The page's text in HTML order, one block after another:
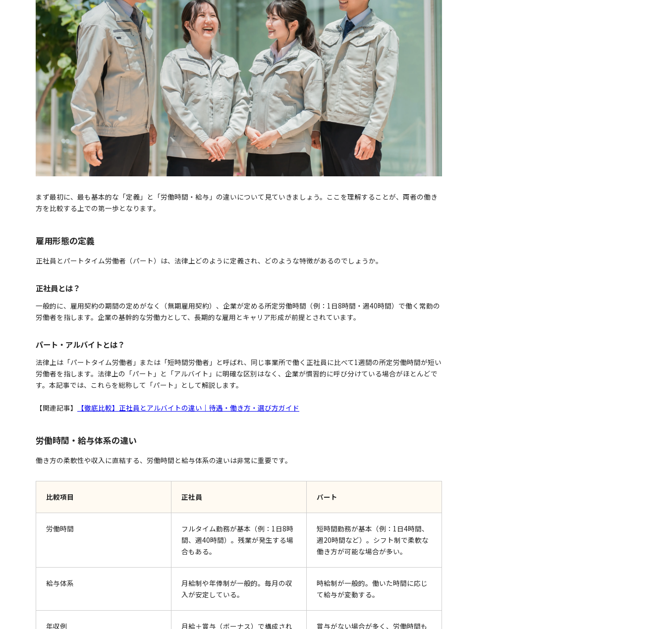
まず最初に、最も基本的な「定義」と「労働時間・給与」の違いについて見ていきましょう。ここを理解することが、両者の働き
方を比較する上での第一歩となります。
雇用形態の定義
正社員とパートタイム労働者（パート）は、法律上どのように定義され、どのような特徴があるのでしょうか。
正社員とは？
一般的に、雇用契約の期間の定めがなく（無期雇用契約）、企業が定める所定労働時間（例：1日8時間・週40時間）で働く常勤の
労働者を指します。企業の基幹的な労働力として、長期的な雇用とキャリア形成が前提とされています。
パート・アルバイトとは？
法律上は「パートタイム労働者」または「短時間労働者」と呼ばれ、同じ事業所で働く正社員に比べて1週間の所定労働時間が短い
労働者を指します。法律上の「パート」と「アルバイト」に明確な区別はなく、企業が慣習的に呼び分けている場合がほとんどで
す。本記事では、これらを総称して「パート」として解説します。
【関連記事】 【徹底比較】正社員とアルバイトの違い｜待遇・働き方・選び方ガイド
労働時間・給与体系の違い
働き方の柔軟性や収入に直結する、労働時間と給与体系の違いは非常に重要です。
比較項目 正社員 パート
労働時間
フルタイム勤務が基本（例：1日8時
間、週40時間）。残業が発生する場
合もある。
短時間勤務が基本（例：1日4時間、
週20時間など）。シフト制で柔軟な
働き方が可能な場合が多い。
給与体系 月給制や年俸制が一般的。毎月の収
入が安定している。
時給制が一般的。働いた時間に応じ
て給与が変動する。
年収例 月給＋賞与（ボーナス）で構成され 賞与がない場合が多く、労働時間も